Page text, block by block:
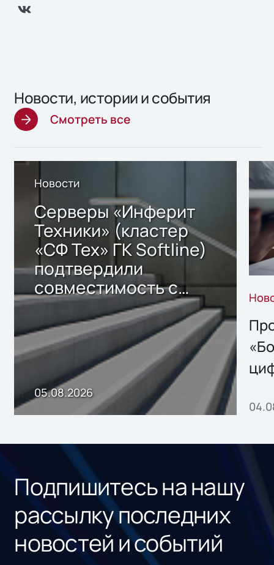
Новости, истории и события
Смотреть все
Новости
Серверы «Инферит
Техники» (кластер
«СФ Тех» ГК Softline)
подтвердили
совместимость с
решением Sharx
Storage 2.x для
хранения данных
05.08.2026
Подпишитесь на нашу
рассылку последних
новостей и событий